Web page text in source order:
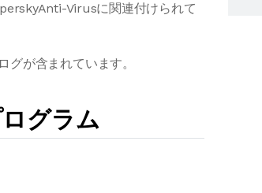
Virusに関連付けられて
が含まれています。
グラム